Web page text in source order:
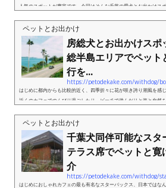
人気のスポットが豊富です。今回はそんな千葉の愛犬とお出かけス
ペットとお出かけ
房総犬とお出かけス
総半島エリアでペット
行を...
https://petodekake.com/withdog/
はじめに都内からも比較的近く、四季折々に花が咲き誇り潮風を感
近くのカフェでのんびり過ごしたり、ビーチで遊んだりと海と自然
ペットとお出かけ
千葉犬同伴可能なスタ
テラス席でペットと
介
https://petodekake.com/withdog/
はじめにおしゃれカフェの最も有名なスターバックス、日本ではな